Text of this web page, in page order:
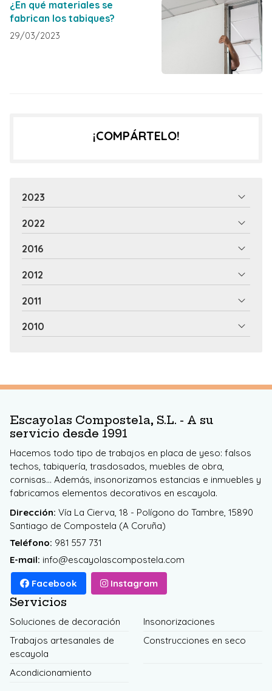
¿En qué materiales se
fabrican los tabiques?
29/03/2023
¡COMPÁRTELO!
2023
2022
2016
2012
2011
2010
Escayolas Compostela, S.L. - A su
servicio desde 1991
Hacemos todo tipo de trabajos en placa de yeso: falsos
techos, tabiquería, trasdosados, muebles de obra,
cornisas... Además, insonorizamos estancias e inmuebles y
fabricamos elementos decorativos en escayola.
Dirección: Vía La Cierva, 18 - Polígono do Tambre, 15890
Santiago de Compostela (A Coruña)
Teléfono: 981 557 731
E-mail: info@escayolascompostela.com
Facebook Instagram
Servicios
Soluciones de decoración
Insonorizaciones
Trabajos artesanales de
escayola
Construcciones en seco
Acondicionamiento